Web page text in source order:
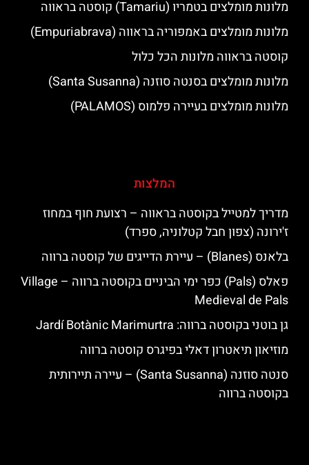
מלונות מומלצים בטמריו (Tamariu) קוסטה בראווה
מלונות מומלצים באמפוריה בראווה (Empuriabrava)
קוסטה בראווה מלונות הכל כלול
מלונות מומלצים בסנטה סוזנה (Santa Susanna)
מלונות מומלצים בעיירה פלמוס (PALAMOS)
המלצות
מדריך למטייל בקוסטה בראווה – רצועת חוף במחוז
ז'ירונה (צפון חבל קטלוניה, ספרד)
בלאנס (Blanes) – עיירת הדייגים של קוסטה ברווה
פאלס (Pals) כפר ימי הביניים בקוסטה ברווה – ‪‪Village
Medieval de Pals‬‬
גן בוטני בקוסטה ברווה: ‪‪Jardí Botànic Marimurtra‬‬
מוזיאון תיאטרון דאלי בפיגרס קוסטה ברווה
סנטה סוזנה (Santa Susanna) – עיירה תיירותית
בקוסטה ברווה